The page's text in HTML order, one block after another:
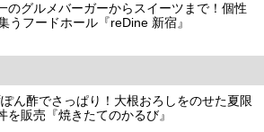
のグルメバーガーからスイーツまで！個性
うフードホール『reDine 新宿』
ん酢でさっぱり！大根おろしをのせた夏限
を販売『焼きたてのかるび』